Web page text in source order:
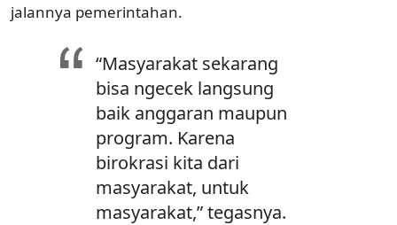
jalannya pemerintahan.
“Masyarakat sekarang
bisa ngecek langsung
baik anggaran maupun
program. Karena
birokrasi kita dari
masyarakat, untuk
masyarakat,” tegasnya.